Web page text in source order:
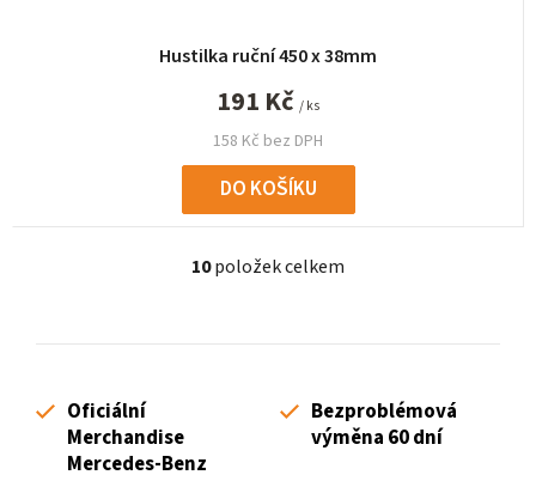
Hustilka ruční 450 x 38mm
158 Kč bez DPH
191 Kč / ks
DO KOŠÍKU
O
l
10položek celkem
Oficiální
Merchandise
Mercedes-Benz
Bezproblémová
výměna 60 dní